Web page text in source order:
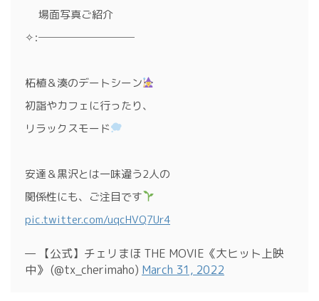
場面写真ご紹介
✧ː─────────
柘植＆湊のデートシーン
初詣やカフェに行ったり、
リラックスモード
安達＆黒沢とは一味違う2人の
関係性にも、ご注目です
pic.twitter.com/uqcHVQ7Ur4
— 【公式】チェリまほ THE MOVIE《大ヒット上映
中》 (@tx_cherimaho) March 31, 2022